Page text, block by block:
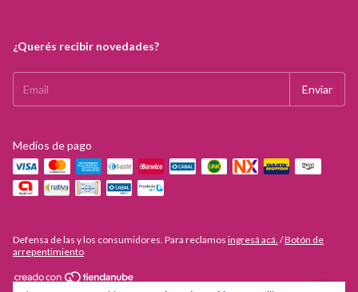
¿Querés recibir novedades?
Medios de pago
Defensa de las y los consumidores. Para reclamos ingresá acá. /Botón de
arrepentimiento